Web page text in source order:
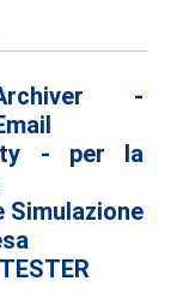
-
- per la
Simulazione